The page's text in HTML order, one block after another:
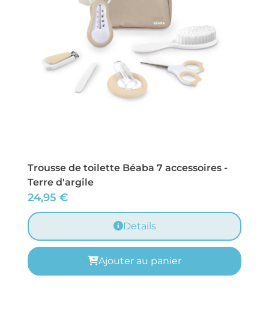
Trousse de toilette Béaba 7 accessoires -
Terre d'argile
24,95 €
Details
Ajouter au panier